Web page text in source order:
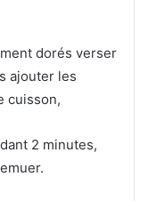
dorés verser
ajouter les
cuisson,
2 minutes,